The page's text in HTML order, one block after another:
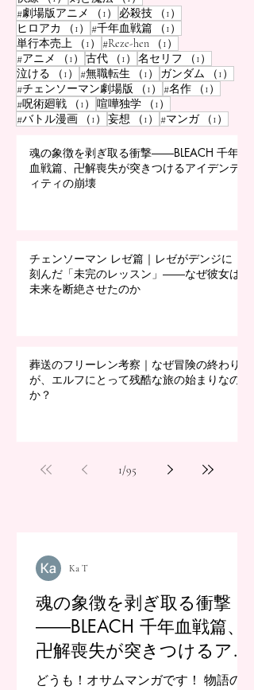
#劇場版アニメ
（1） 1件の記事
必殺技 （1）
ヒロアカ
（1） 1件の記事
#千年血戦篇 （1）
単行本売上
（1） 1件の記事
#Reze-hen （1）
#アニメ
（1） 1件の記事
古代 （1） 1件の記事
名セリフ （1）
泣ける
（1） 1件の記事
#無職転生 （1） 1件の記事
ガンダム （1）
#チェンソーマン劇場版
（1） 1件の記事
#名作 （1）
#呪術廻戦
（1） 1件の記事
喧嘩独学 （1）
#バトル漫画
（1） 1件の記事
妄想 （1） 1件の記事
#マンガ （1）
魂の象徴を剥ぎ取る衝撃――BLEACH 千年
血戦篇、卍解喪失が突きつけるアイデンテ
ィティの崩壊
チェンソーマン レゼ篇｜レゼがデンジに
刻んだ「未完のレッスン」――なぜ彼女は
未来を断絶させたのか
葬送のフリーレン考察｜なぜ冒険の終わり
が、エルフにとって残酷な旅の始まりなの
か？
1/95
魂の象徴を剥ぎ取る衝撃
――BLEACH 千年血戦篇、
卍解喪失が突きつけるアイ
デンティティの崩壊
どうも！オサムマンガです！ 物語の山
Ka T